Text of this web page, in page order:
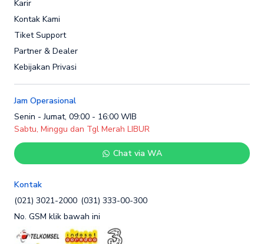
Karir
Kontak Kami
Tiket Support
Partner & Dealer
Kebijakan Privasi
Jam Operasional
Senin - Jumat, 09:00 - 16:00 WIB
Sabtu, Minggu dan Tgl Merah LIBUR
Chat via WA
Kontak
(021) 3021-2000 (031) 333-00-300
No. GSM klik bawah ini